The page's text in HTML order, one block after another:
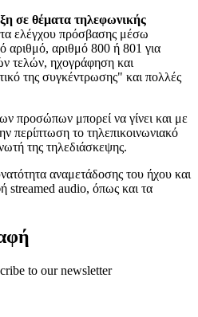
σε θέματα τηλεφωνικής
ελέγχου πρόσβασης μέσω
αριθμό, αριθμό 800 ή 801 για
τελών, ηχογράφηση και
της συγκέντρωσης" και πολλές
προσώπων μπορεί να γίνει και με
περίπτωση το τηλεπικοινωνιακό
της τηλεδιάσκεψης.
αναμετάδοσης του ήχου και
streamed audio, όπως και τα
to our newsletter